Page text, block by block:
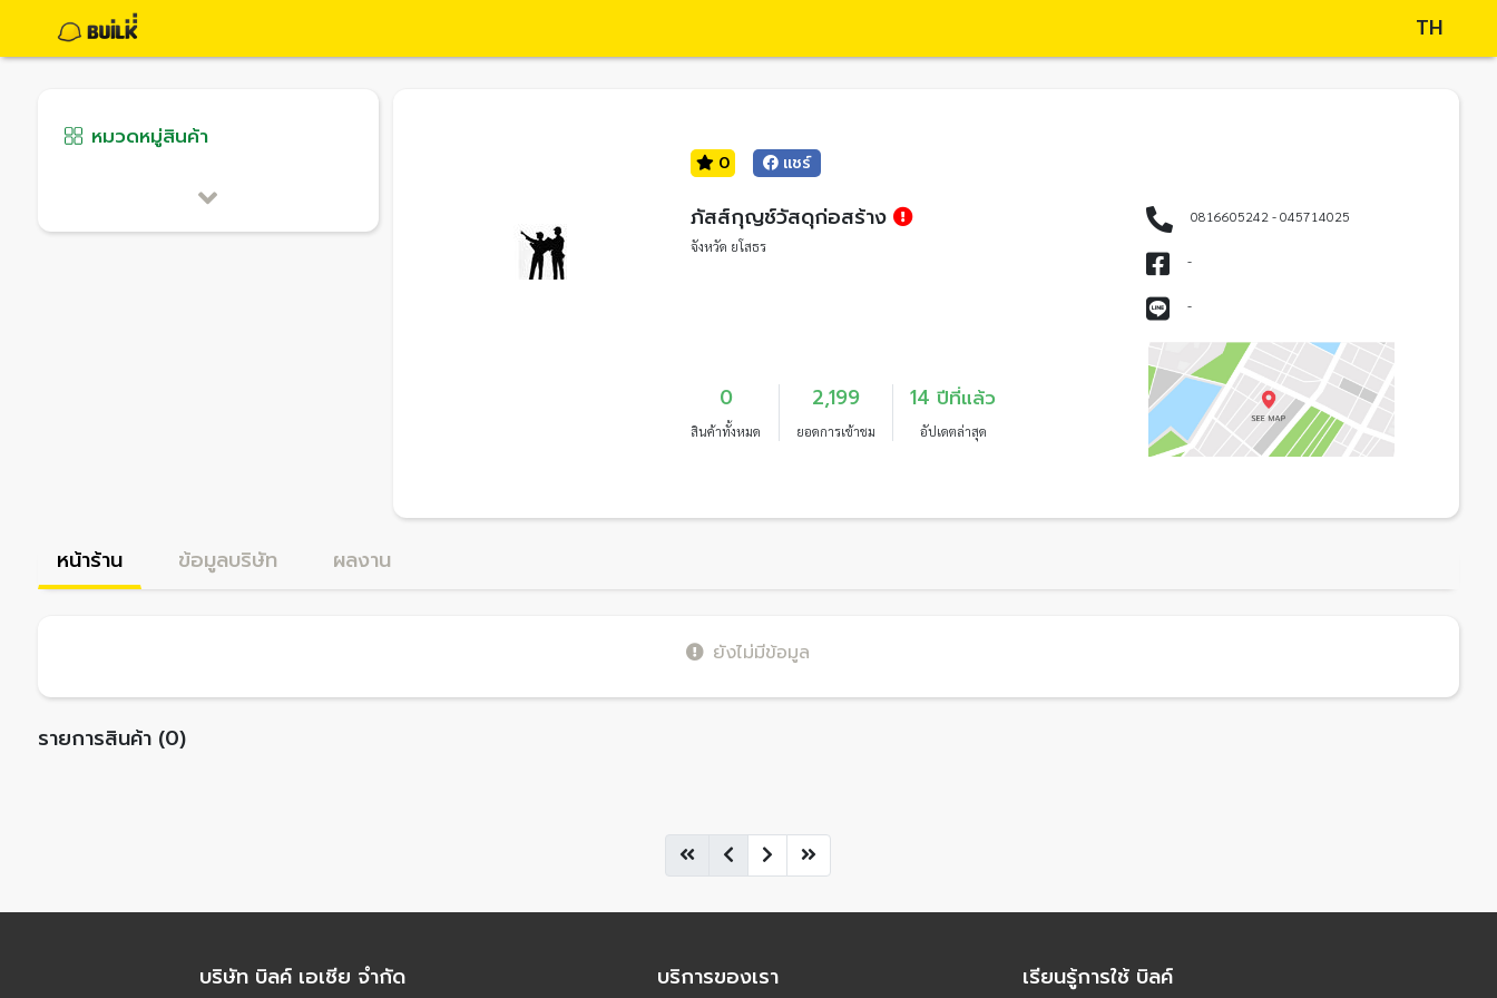
TH
หมวดหมู่สินค้า
0 แชร์
ภัสส์กุญช์วัสดุก่อสร้าง
จังหวัด ยโสธร
0
สินค้าทั้งหมด
2,199
ยอดการเข้าชม
14 ปีที่แล้ว
อัปเดตล่าสุด
0816605242 - 045714025
-
-
หน้าร้าน ข้อมูลบริษัท ผลงาน
ยังไม่มีข้อมูล
รายการสินค้า (0)
บริษัท บิลค์ เอเชีย จำกัด บริการของเรา เรียนรู้การใช้ บิลค์